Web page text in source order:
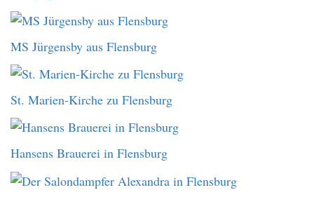
MS Jürgensby aus Flensburg
St. Marien-Kirche zu Flensburg
Hansens Brauerei in Flensburg